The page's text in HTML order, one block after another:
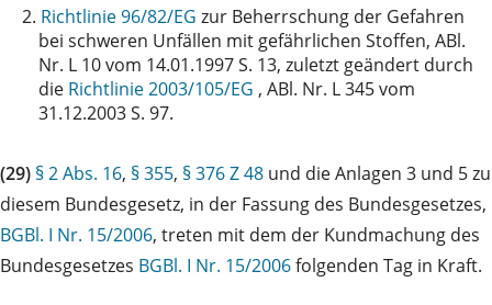
2. Richtlinie 96/82/EG zur Beherrschung der Gefahren
bei schweren Unfällen mit gefährlichen Stoffen, ABl.
Nr. L 10 vom 14.01.1997 S. 13, zuletzt geändert durch
die Richtlinie 2003/105/EG , ABl. Nr. L 345 vom
31.12.2003 S. 97.
(29) § 2 Abs. 16, § 355, § 376 Z 48 und die Anlagen 3 und 5 zu
diesem Bundesgesetz, in der Fassung des Bundesgesetzes,
BGBl. I Nr. 15/2006, treten mit dem der Kundmachung des
Bundesgesetzes BGBl. I Nr. 15/2006folgenden Tag in Kraft.